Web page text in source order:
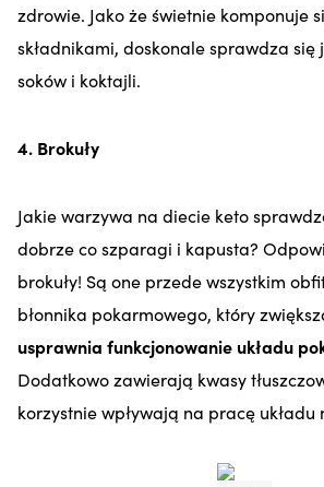
zdrowie. Jako że świetnie komponuje
składnikami, doskonale sprawdza się
soków i koktajli.
4. Brokuły
Jakie warzywa na diecie keto
dobrze co szparagi i kapusta?
brokuły! Są one przede wszystkim
błonnika pokarmowego, który
usprawnia funkcjonowanie układu
Dodatkowo zawierają kwasy
korzystnie wpływają na pracę układu